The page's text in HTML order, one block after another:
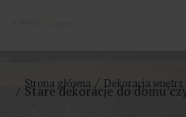
Strona główna Dekoracja wnętrz
Stare dekoracje do domu